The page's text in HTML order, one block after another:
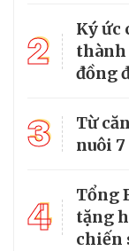
2
Ký ức
thành
đồng
3
Từ
nuôi
4
Tổng
tặng
chiến